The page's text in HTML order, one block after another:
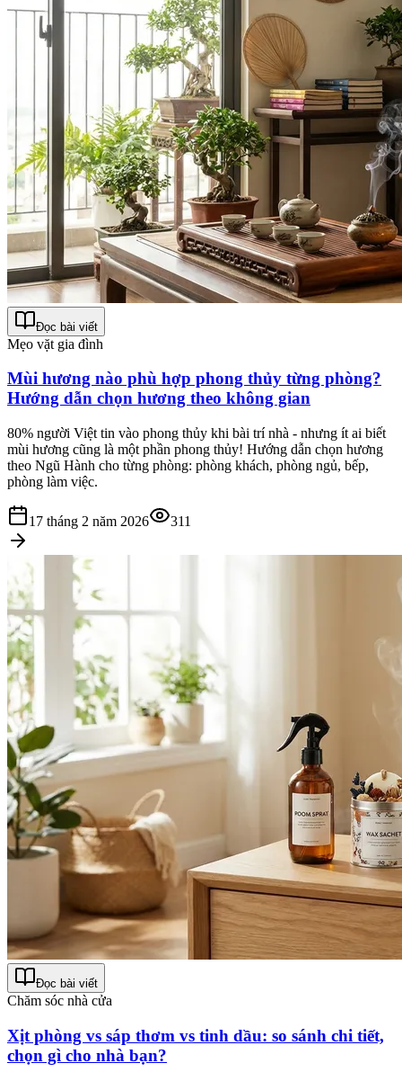
Đọc bài viết
Mẹo vặt gia đình
Mùi hương nào phù hợp phong thủy từng phòng?
Hướng dẫn chọn hương theo không gian
80% người Việt tin vào phong thủy khi bài trí nhà - nhưng ít ai biết
mùi hương cũng là một phần phong thủy! Hướng dẫn chọn hương
theo Ngũ Hành cho từng phòng: phòng khách, phòng ngủ, bếp,
phòng làm việc.
17 tháng 2 năm 2026 311
Đọc bài viết
Chăm sóc nhà cửa
Xịt phòng vs sáp thơm vs tinh dầu: so sánh chi tiết,
chọn gì cho nhà bạn?